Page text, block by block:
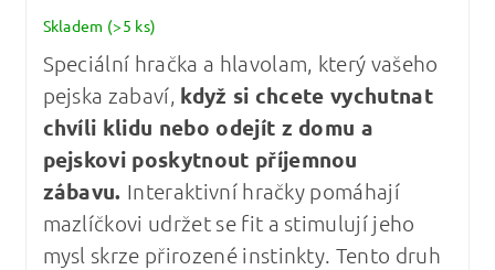
Skladem (>5 ks)
Speciální hračka a hlavolam, který vašeho
pejska zabaví, když si chcete vychutnat
chvíli klidu nebo odejít z domu a
pejskovi poskytnout příjemnou
zábavu. Interaktivní hračky pomáhají
mazlíčkovi udržet se fit a stimulují jeho
mysl skrze přirozené instinkty. Tento druh